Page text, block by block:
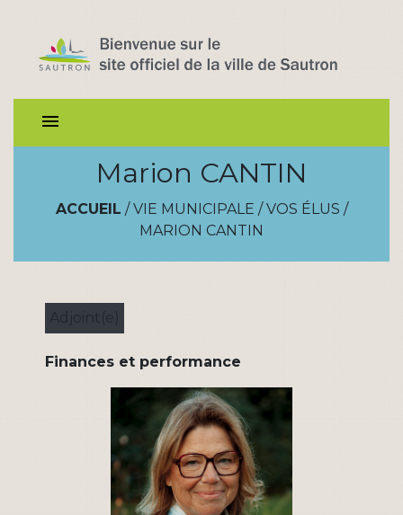
menu
Marion CANTIN
ACCUEIL /VIE MUNICIPALE /VOS ÉLUS /
MARION CANTIN
Adjoint(e)
Finances et performance